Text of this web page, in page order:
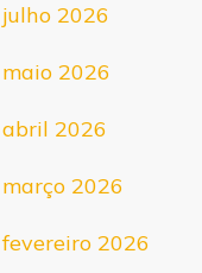
julho 2026
maio 2026
abril 2026
março 2026
fevereiro 2026